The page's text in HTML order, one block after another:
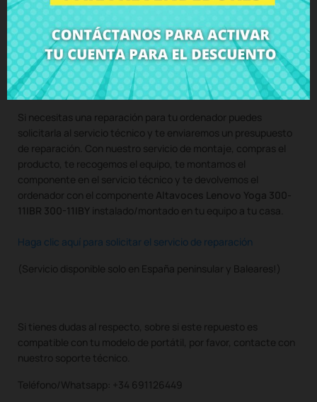
CompraAltavoces Lenovo Yoga 300-11IBR 300-11IBYal
mejor precio en CRParts - PRODUCTO USADO ORIGINAL -
disponible también con nuestro servicio de montaje.
Si necesitas una reparación para tu ordenador puedes
solicitarla al servicio técnico y te enviaremos un presupuesto
de reparación. Con nuestro servicio de montaje, compras el
producto, te recogemos el equipo, te montamos el
componente en el servicio técnico y te devolvemos el
ordenador con el componente Altavoces Lenovo Yoga 300-
11IBR 300-11IBY instalado/montado en tu equipo a tu casa.
Haga clic aquí para solicitar el servicio de reparación
(Servicio disponible solo en España peninsular y Baleares!)
Si tienes dudas al respecto, sobre si este repuesto es
compatible con tu modelo de portátil, por favor, contacte con
nuestro soporte técnico.
Teléfono/Whatsapp: +34 691126449